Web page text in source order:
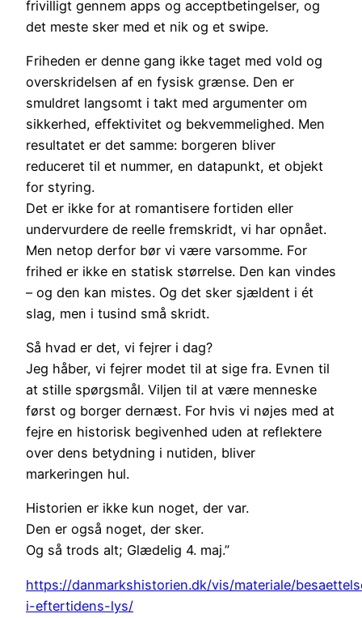
frivilligt gennem apps og acceptbetingelser, og
det meste sker med et nik og et swipe.
Friheden er denne gang ikke taget med vold og
overskridelsen af en fysisk grænse. Den er
smuldret langsomt i takt med argumenter om
sikkerhed, effektivitet og bekvemmelighed. Men
resultatet er det samme: borgeren bliver
reduceret til et nummer, en datapunkt, et objekt
for styring.
Det er ikke for at romantisere fortiden eller
undervurdere de reelle fremskridt, vi har opnået.
Men netop derfor bør vi være varsomme. For
frihed er ikke en statisk størrelse. Den kan vindes
– og den kan mistes. Og det sker sjældent i ét
slag, men i tusind små skridt.
Så hvad er det, vi fejrer i dag?
Jeg håber, vi fejrer modet til at sige fra. Evnen til
at stille spørgsmål. Viljen til at være menneske
først og borger dernæst. For hvis vi nøjes med at
fejre en historisk begivenhed uden at reflektere
over dens betydning i nutiden, bliver
markeringen hul.
Historien er ikke kun noget, der var.
Den er også noget, der sker.
Og så trods alt; Glædelig 4. maj.”
https://danmarkshistorien.dk/vis/materiale/
i-eftertidens-lys/